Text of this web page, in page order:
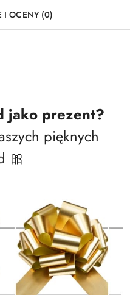
I OCENY (0)
jako prezent?
pięknych
🎀